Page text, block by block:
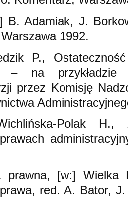
B. Adamiak, J.
1992.
P.,
– na przykładzie
przez Komisję
Polak H.,
prawna, [w:] Wielka
red. A. Bator,